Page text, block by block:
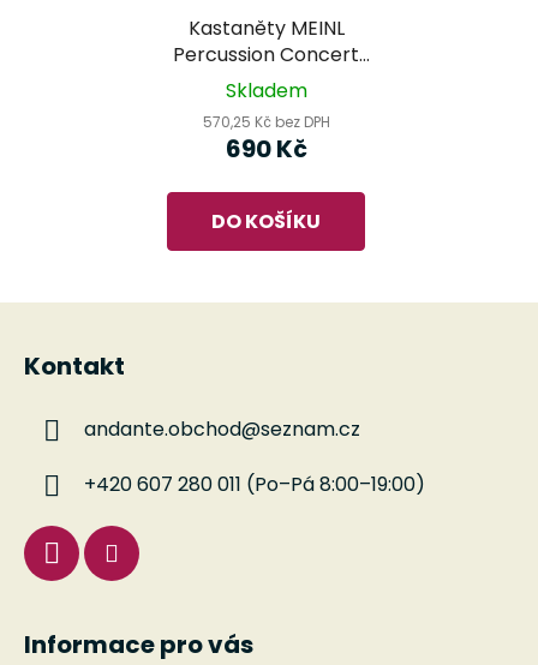
Kastaněty MEINL
Percussion Concert
Finger Castanets FC2
Skladem
570,25 Kč bez DPH
690 Kč
DO KOŠÍKU
Kontakt
andante.obchod@seznam.cz
+420 607 280 011 (Po–Pá 8:00–19:00)
Informace pro vás